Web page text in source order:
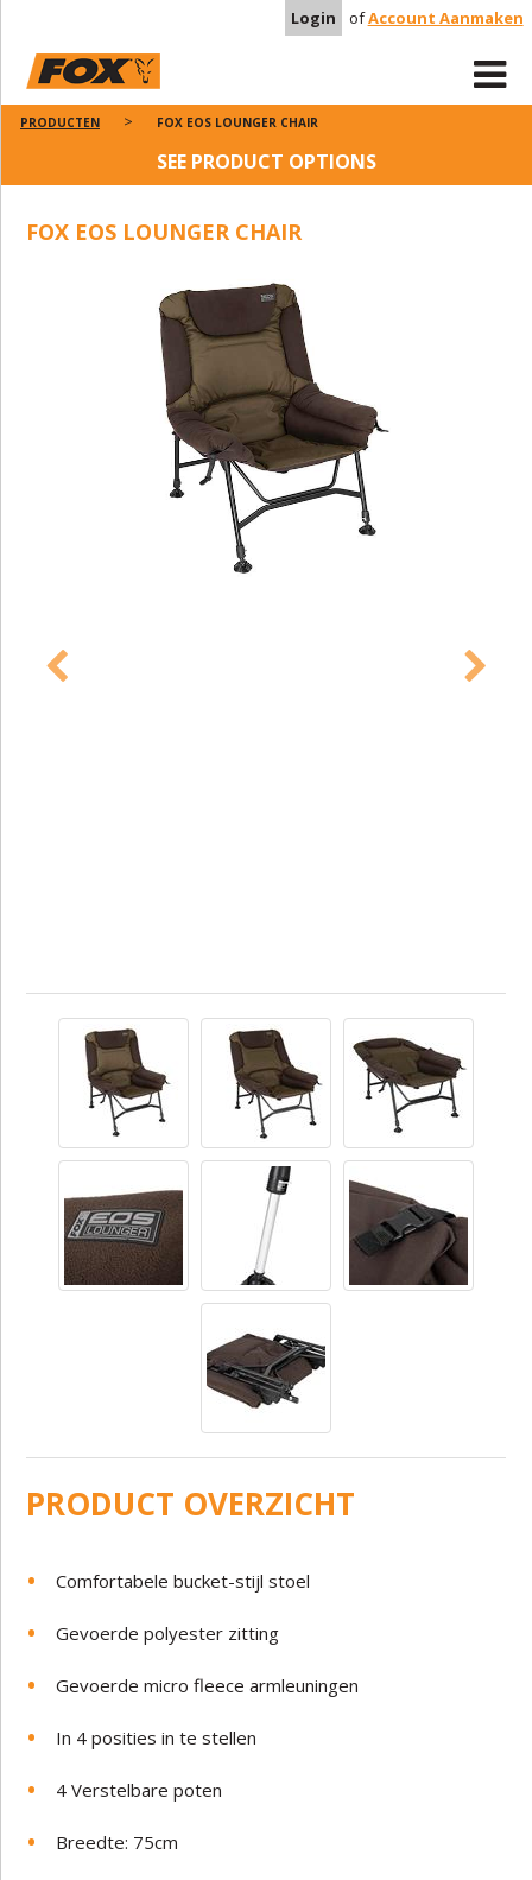
Login ofAccount Aanmaken
PRODUCTEN FOX EOS LOUNGER CHAIR
SEE PRODUCT OPTIONS
FOX EOS LOUNGER CHAIR
PRODUCT OVERZICHT
Comfortabele bucket-stijl stoel
Gevoerde polyester zitting
Gevoerde micro fleece armleuningen
In 4 posities in te stellen
4 Verstelbare poten
Breedte: 75cm